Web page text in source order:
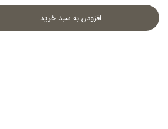
افزودن به سبد خرید